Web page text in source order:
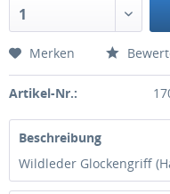
1
Merken
Artikel-Nr.:
Beschreibung
Wildleder Glockengriff